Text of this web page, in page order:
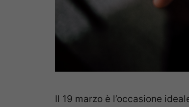
Il 19 marzo è l’occasione